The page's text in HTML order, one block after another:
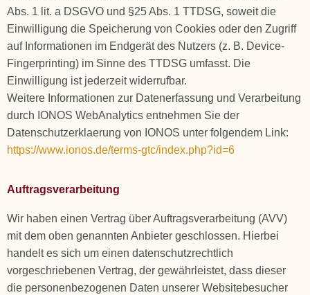
Abs. 1 lit. a DSGVO und §25 Abs. 1 TTDSG, soweit die
Einwilligung die Speicherung von Cookies oder den Zugriff
auf Informationen im Endgerät des Nutzers (z. B. Device-
Fingerprinting) im Sinne des TTDSG umfasst. Die
Einwilligung ist jederzeit widerrufbar.
Weitere Informationen zur Datenerfassung und Verarbeitung
durch IONOS WebAnalytics entnehmen Sie der
Datenschutzerklaerung von IONOS unter folgendem Link:
https://www.ionos.de/terms-gtc/index.php?id=6
Auftragsverarbeitung
Wir haben einen Vertrag über Auftragsverarbeitung (AVV)
mit dem oben genannten Anbieter geschlossen. Hierbei
handelt es sich um einen datenschutzrechtlich
vorgeschriebenen Vertrag, der gewährleistet, dass dieser
die personenbezogenen Daten unserer Websitebesucher